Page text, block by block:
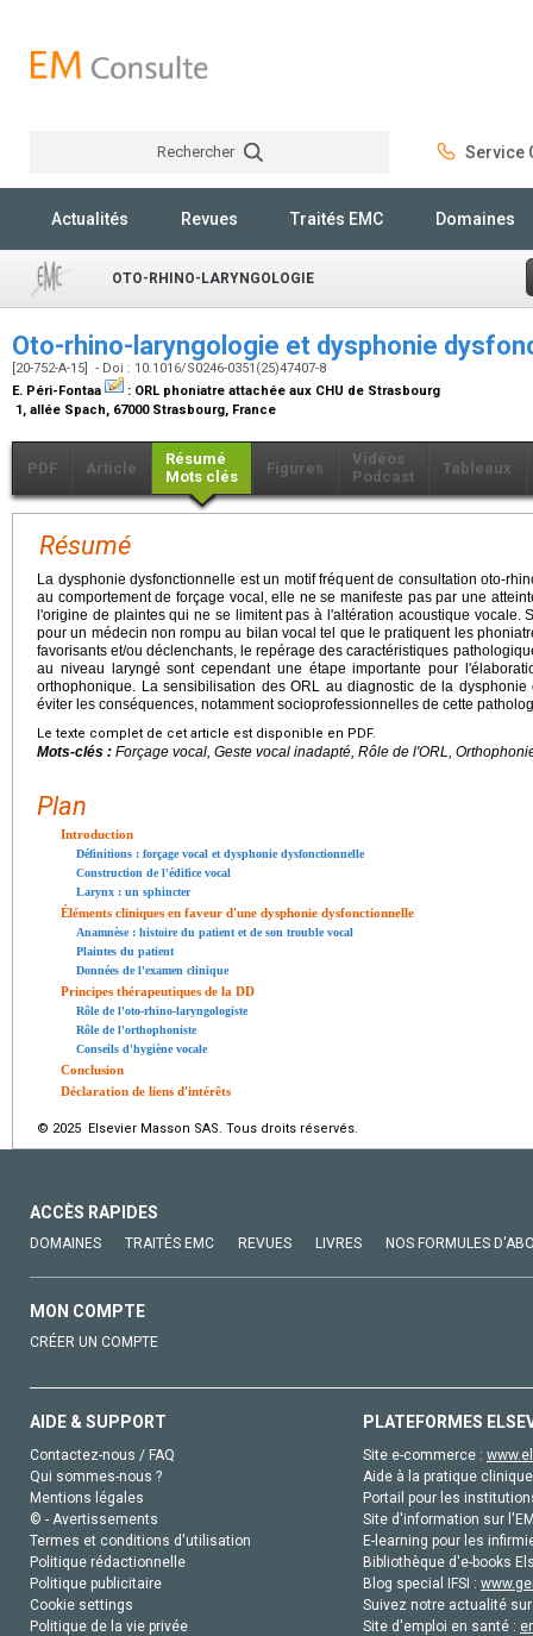
Rechercher Service
Actualités Revues Traités EMC Domaines
OTO-RHINO-LARYNGOLOGIE
Oto-rhino-laryngologie et dysphonie
[20-752-A-15] - Doi : 10.1016/S0246-0351(25)47407-8
E. Péri-Fontaa
: ORL phoniatre attachée aux CHU de Strasbourg
1, allée Spach, 67000 Strasbourg, France
PDF Article
Résumé
Mots clés
Figures
Vidéos
Podcast
Tableaux
Résumé
La dysphonie dysfonctionnelle est un motif fréquent de consultation oto-
au comportement de forçage vocal, elle ne se manifeste pas par une
l'origine de plaintes qui ne se limitent pas à l'altération acoustique vocale.
pour un médecin non rompu au bilan vocal tel que le pratiquent les
favorisants et/ou déclenchants, le repérage des caractéristiques
au niveau laryngé sont cependant une étape importante pour
orthophonique. La sensibilisation des ORL au diagnostic de la
éviter les conséquences, notamment socioprofessionnelles de cette
Le texte complet de cet article est disponible en PDF.
Mots-clés : Forçage vocal, Geste vocal inadapté, Rôle de l'ORL,
Plan
Introduction
Définitions : forçage vocal et dysphonie dysfonctionnelle
Construction de l'édifice vocal
Larynx : un sphincter
Éléments cliniques en faveur d'une dysphonie dysfonctionnelle
Anamnèse : histoire du patient et de son trouble vocal
Plaintes du patient
Données de l'examen clinique
Principes thérapeutiques de la DD
Rôle de l'oto-rhino-laryngologiste
Rôle de l'orthophoniste
Conseils d'hygiène vocale
Conclusion
Déclaration de liens d'intérêts
© 2025 Elsevier Masson SAS. Tous droits réservés.
ACCÈS RAPIDES
DOMAINES TRAITÉS EMC REVUES LIVRES NOS FORMULES
MON COMPTE
CRÉER UN COMPTE
AIDE & SUPPORT
Contactez-nous / FAQ
Qui sommes-nous ?
Mentions légales
© - Avertissements
Termes et conditions d'utilisation
Politique rédactionnelle
Politique publicitaire
Cookie settings
Politique de la vie privée
PLATEFORMES
Site e-commerce :
Aide à la pratique
Portail pour les
Site d'information sur
E-learning pour les
Bibliothèque d'e-books
Blog special IFSI :
Suivez notre actualité
Site d'emploi en santé :